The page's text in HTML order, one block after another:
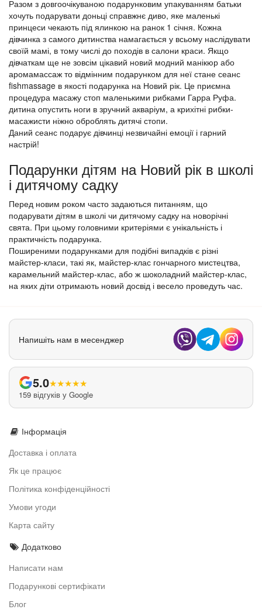
Разом з довгоочікуваною подарунковим упакуванням батьки
хочуть подарувати доньці справжнє диво, яке маленькі
принцеси чекають під ялинкою на ранок 1 січня. Кожна
дівчинка з самого дитинства намагається у всьому наслідувати
своїй мамі, в тому числі до походів в салони краси. Якщо
дівчаткам ще не зовсім цікавий новий модний манікюр або
аромамассаж то відмінним подарунком для неї стане сеанс
fishmassage в якості подарунка на Новий рік. Це приємна
процедура масажу стоп маленькими рибками Гарра Руфа.
дитина опустить ноги в зручний акваріум, а крихітні рибки-
масажисти ніжно оброблять дитячі стопи.
Даний сеанс подарує дівчинці незвичайні емоції і гарний
настрій!
Подарунки дітям на Новий рік в школі
і дитячому садку
Перед новим роком часто задаються питанням, що
подарувати дітям в школі чи дитячому садку на новорічні
свята. При цьому головними критеріями є унікальність і
практичність подарунка.
Поширеними подарунками для подібні випадків є різні
майстер-класи, такі як, майстер-клас гончарного мистецтва,
карамельний майстер-клас, або ж шоколадний майстер-клас,
на яких діти отримають новий досвід і весело проведуть час.
Напишіть нам в месенджер
5.0★★★★★
159 відгуків у Google
Інформація
Доставка і оплата
Як це працює
Політика конфіденційності
Умови угоди
Карта сайту
Додатково
Написати нам
Подарункові сертифікати
Блог